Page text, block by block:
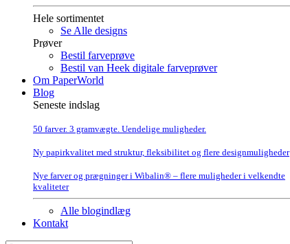
Hele sortimentet
Se Alle designs
Prøver
Bestil farveprøve
Bestil van Heek digitale farveprøver
Om PaperWorld
Blog
Seneste indslag
50 farver. 3 gramvægte. Uendelige muligheder.
Ny papirkvalitet med struktur, fleksibilitet og flere designmuligheder
Nye farver og prægninger i Wibalin® – flere muligheder i velkendte
kvaliteter
Alle blogindlæg
Kontakt